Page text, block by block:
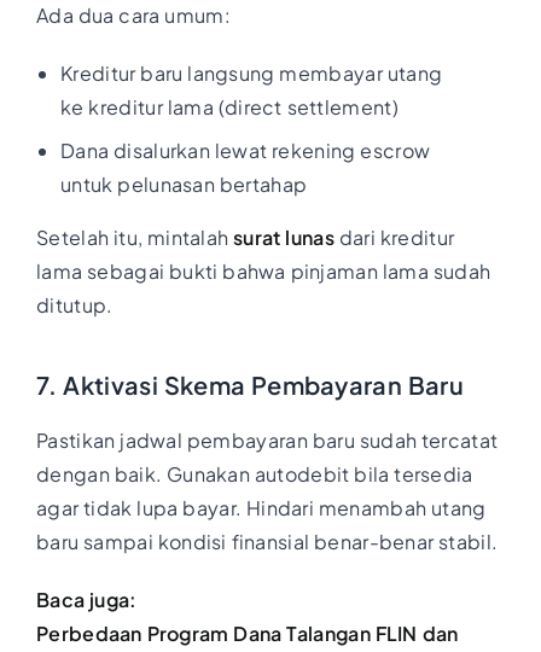
Ada dua cara umum:
Kreditur baru langsung membayar utang
ke kreditur lama (direct settlement)
Dana disalurkan lewat rekening escrow
untuk pelunasan bertahap
Setelah itu, mintalahsurat lunasdari kreditur
lama sebagai bukti bahwa pinjaman lama sudah
ditutup.
7. Aktivasi Skema Pembayaran Baru
Pastikan jadwal pembayaran baru sudah tercatat
dengan baik. Gunakan autodebit bila tersedia
agar tidak lupa bayar. Hindari menambah utang
baru sampai kondisi finansial benar-benar stabil.
Baca juga:
Perbedaan Program Dana Talangan FLIN dan